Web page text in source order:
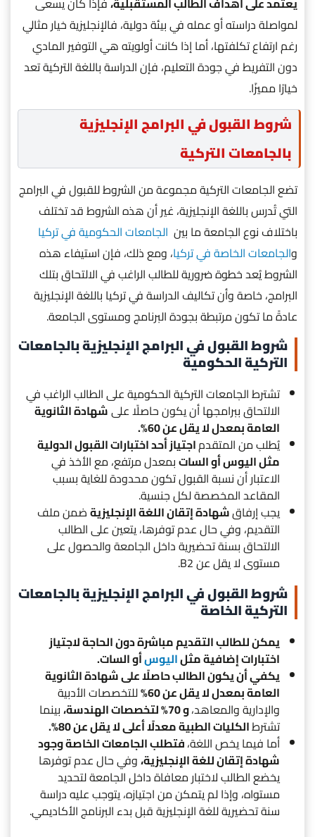
لمواصلة دراسته أو عمله في بيئة دولية، فالإنجليزية خيار مثالي
رغم ارتفاع تكلفتها، أما إذا كانت أولويته هي التوفير المادي
دون التفريط في جودة التعليم، فإن الدراسة باللغة التركية تعد
خيارًا مميزًا.
شروط القبول في البرامج الإنجليزية
بالجامعات التركية
تضع الجامعات التركية مجموعة من الشروط للقبول في البرامج
التي تُدرس باللغة الإنجليزية، غير أن هذه الشروط قد تختلف
باختلاف نوع الجامعة ما بين الجامعات الحكومية في تركيا
والجامعات الخاصة في تركيا، ومع ذلك، فإن استيفاء هذه
الشروط يُعد خطوة ضرورية للطالب الراغب في الالتحاق بتلك
البرامج، خاصة وأن تكاليف الدراسة في تركيا باللغة الإنجليزية
عادةً ما تكون مرتبطة بجودة البرنامج ومستوى الجامعة.
شروط القبول في البرامج الإنجليزية بالجامعات
التركية الحكومية
تشترط الجامعات التركية الحكومية على الطالب الراغب في
الالتحاق ببرامجها أن يكون حاصلًا علىشهادة الثانوية
العامة بمعدل لا يقل عن 60%.
يُطلب من المتقدماجتياز أحد اختبارات القبول الدولية
مثل اليوس أو الساتبمعدل مرتفع، مع الأخذ في
الاعتبار أن نسبة القبول تكون محدودة للغاية بسبب
المقاعد المخصصة لكل جنسية.
يجب إرفاقشهادة إتقان اللغة الإنجليزيةضمن ملف
التقديم، وفي حال عدم توفرها، يتعين على الطالب
الالتحاق بسنة تحضيرية داخل الجامعة والحصول على
مستوى لا يقل عن B2.
شروط القبول في البرامج الإنجليزية بالجامعات
التركية الخاصة
يمكن للطالب التقديم مباشرة دون الحاجة لاجتياز
اختبارات إضافية مثلاليوسأو السات.
يكفي أن يكون الطالب حاصلًا على شهادة الثانوية
العامة بمعدل لا يقل عن 60%
للتخصصات الأدبية
والإدارية والمعاهد،و 70% لتخصصات الهندسة،
بينما
تشترطالكليات الطبية معدلًا أعلى لا يقل عن 80%.
أما فيما يخص اللغة،فتطلب الجامعات الخاصة وجود
شهادة إتقان للغة الإنجليزية،وفي حال عدم توفرها
يخضع الطالب لاختبار معافاة داخل الجامعة لتحديد
مستواه، وإذا لم يتمكن من اجتيازه، يتوجب عليه دراسة
سنة تحضيرية للغة الإنجليزية قبل بدء البرنامج الأكاديمي.